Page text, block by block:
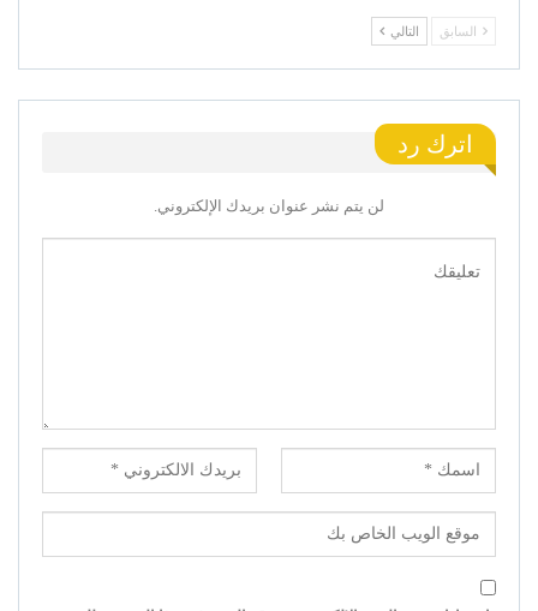
السابق التالي
اترك رد
لن يتم نشر عنوان بريدك الإلكتروني.